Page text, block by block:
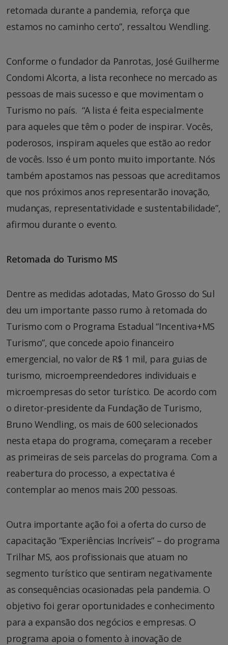
retomada durante a pandemia, reforça que
estamos no caminho certo”, ressaltou Wendling.
Conforme o fundador da Panrotas, José Guilherme
Condomi Alcorta, a lista reconhece no mercado as
pessoas de mais sucesso e que movimentam o
Turismo no país. “A lista é feita especialmente
para aqueles que têm o poder de inspirar. Vocês,
poderosos, inspiram aqueles que estão ao redor
de vocês. Isso é um ponto muito importante. Nós
também apostamos nas pessoas que acreditamos
que nos próximos anos representarão inovação,
mudanças, representatividade e sustentabilidade”,
afirmou durante o evento.
Retomada do Turismo MS
Dentre as medidas adotadas, Mato Grosso do Sul
deu um importante passo rumo à retomada do
Turismo com o Programa Estadual “Incentiva+MS
Turismo”, que concede apoio financeiro
emergencial, no valor de R$ 1 mil, para guias de
turismo, microempreendedores individuais e
microempresas do setor turístico. De acordo com
o diretor-presidente da Fundação de Turismo,
Bruno Wendling, os mais de 600 selecionados
nesta etapa do programa, começaram a receber
as primeiras de seis parcelas do programa. Com a
reabertura do processo, a expectativa é
contemplar ao menos mais 200 pessoas.
Outra importante ação foi a oferta do curso de
capacitação “Experiências Incríveis” – do programa
Trilhar MS, aos profissionais que atuam no
segmento turístico que sentiram negativamente
as consequências ocasionadas pela pandemia. O
objetivo foi gerar oportunidades e conhecimento
para a expansão dos negócios e empresas. O
programa apoia o fomento à inovação de